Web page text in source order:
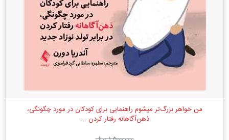
من خواهر بزرگ‌تر میشوم راهنمایی برای کودکان در مورد چگونگی،
ذهن‌آگاهانه رفتار کردن ...